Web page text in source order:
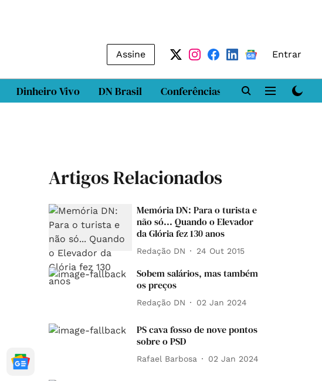
Assine Entrar
Dinheiro Vivo DN Brasil Conferências DN LAB
Artigos Relacionados
Memória DN: Para o turista e
não só... Quando o Elevador
da Glória fez 130 anos
Redação DN 24 Out 2015
Sobem salários, mas também
os preços
Redação DN 02 Jan 2024
PS cava fosso de nove pontos
sobre o PSD
Rafael Barbosa 02 Jan 2024